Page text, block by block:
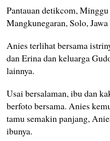
Pantauan detikcom,
Mangkunegaran, Solo,
Anies terlihat bersama
dan Erina dan keluarga
lainnya.
Usai bersalaman, ibu dan
berfoto bersama. Anies
tamu semakin panjang,
ibunya.